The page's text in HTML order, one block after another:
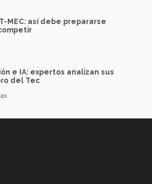
MEC: así debe prepararse
e IA: expertos analizan sus
del Tec